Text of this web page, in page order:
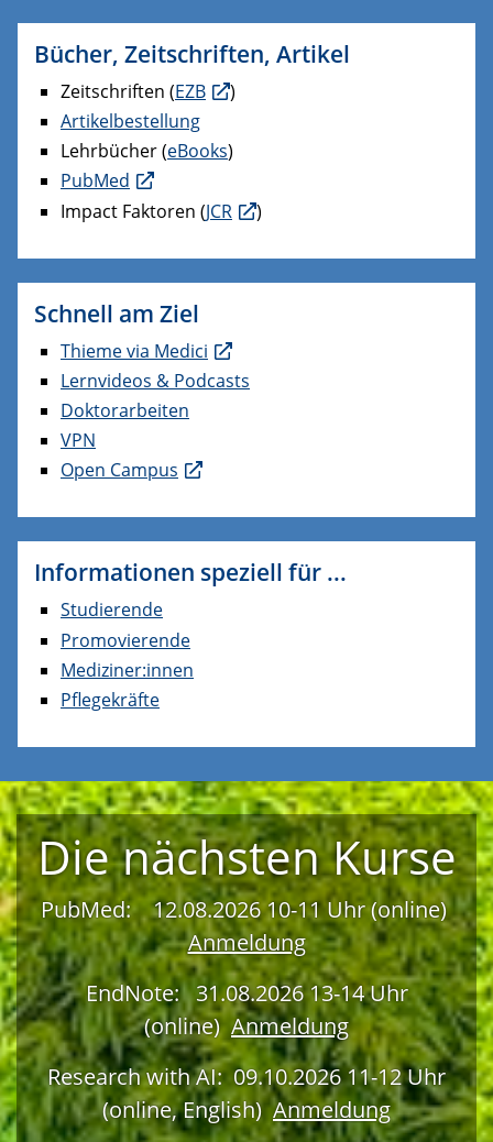
Bücher, Zeitschriften, Artikel
Zeitschriften (EZB
)
Artikelbestellung
Lehrbücher (eBooks)
PubMed
Impact Faktoren (JCR )
Schnell am Ziel
Thieme via Medici
Lernvideos & Podcasts
Doktorarbeiten
VPN
Open Campus
Informationen speziell für ...
Studierende
Promovierende
Mediziner:innen
Pflegekräfte
Die nächsten Kurse
PubMed: 12.08.2026 10-11 Uhr (online)
Anmeldung
EndNote: 31.08.2026 13-14 Uhr
(online)Anmeldung
Research with AI: 09.10.2026 11-12 Uhr
(online, English)Anmeldung